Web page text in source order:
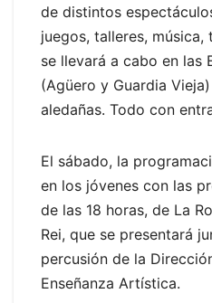
de distintos
juegos, talleres,
se llevará a cabo en las
(Agüero y Guardia
aledañas. Todo con
El sábado, la
en los jóvenes con las
de las 18 horas, de La
Rei, que se presentará
percusión de la
Enseñanza Artística.